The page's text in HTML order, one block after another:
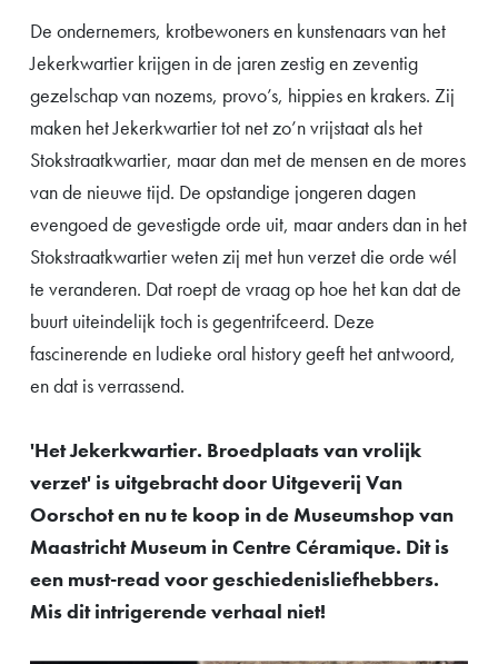
De ondernemers, krotbewoners en kunstenaars van het
Jekerkwartier krijgen in de jaren zestig en zeventig
gezelschap van nozems, provo’s, hippies en krakers. Zij
maken het Jekerkwartier tot net zo’n vrijstaat als het
Stokstraatkwartier, maar dan met de mensen en de mores
van de nieuwe tijd. De opstandige jongeren dagen
evengoed de gevestigde orde uit, maar anders dan in het
Stokstraatkwartier weten zij met hun verzet die orde wél
te veranderen. Dat roept de vraag op hoe het kan dat de
buurt uiteindelijk toch is gegentrifceerd. Deze
fascinerende en ludieke oral history geeft het antwoord,
en dat is verrassend.
'Het Jekerkwartier. Broedplaats van vrolijk
verzet' is uitgebracht door Uitgeverij Van
Oorschot en nu te koop in de Museumshop van
Maastricht Museum in Centre Céramique. Dit is
een must-read voor geschiedenisliefhebbers.
Mis dit intrigerende verhaal niet!